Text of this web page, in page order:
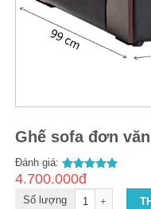
Ghế sofa đơn
Đánh giá:
2
5.00out of
4.700.000đ
Số lượng